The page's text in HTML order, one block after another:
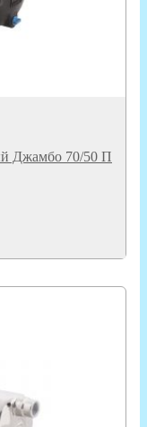
Джамбо 70/50 П